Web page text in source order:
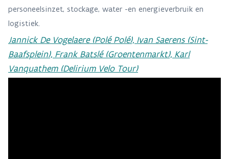
personeelsinzet, stockage, water -en energieverbruik en
logistiek.
Jannick De Vogelaere (Polé Polé), Ivan Saerens (Sint-
Baafsplein), Frank Batslé (Groentenmarkt), Karl
Vanquathem (Delirium Velo Tour)